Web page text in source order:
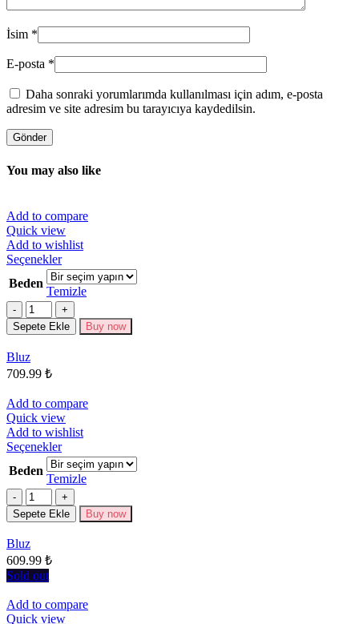
İsim *
E-posta *
Daha sonraki yorumlarımda kullanılması için adım, e-posta
adresim ve site adresim bu tarayıcıya kaydedilsin.
You may also like
Add to compare
Quick view
Add to wishlist
SeçeneklerBu
ürünün
birden
fazla
varyasyonu
var.
Beden
Temizle
Miktar
Sepete Ekle Buy now
Bluz
709.99 ₺
Add to compare
Quick view
Add to wishlist
SeçeneklerBu
ürünün
birden
fazla
varyasyonu
var.
Beden
Temizle
Miktar
Sepete Ekle Buy now
Bluz
609.99 ₺
Sold out
Add to compare
Quick view